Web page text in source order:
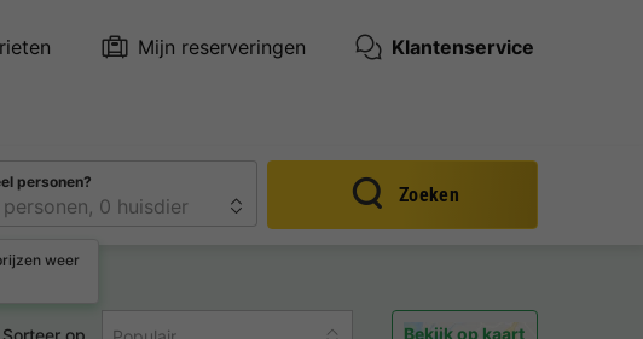
Mijn reserveringen Klantenservice
weer
personen?
Zoeken
Bekijk op kaart